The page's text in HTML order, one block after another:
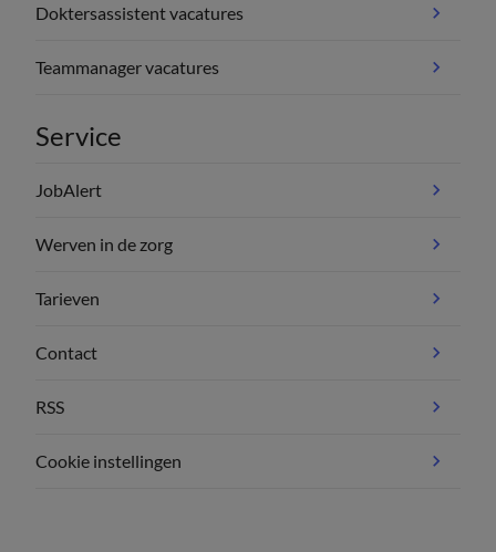
Doktersassistent vacatures
Teammanager vacatures
Service
JobAlert
Werven in de zorg
Tarieven
Contact
RSS
Cookie instellingen